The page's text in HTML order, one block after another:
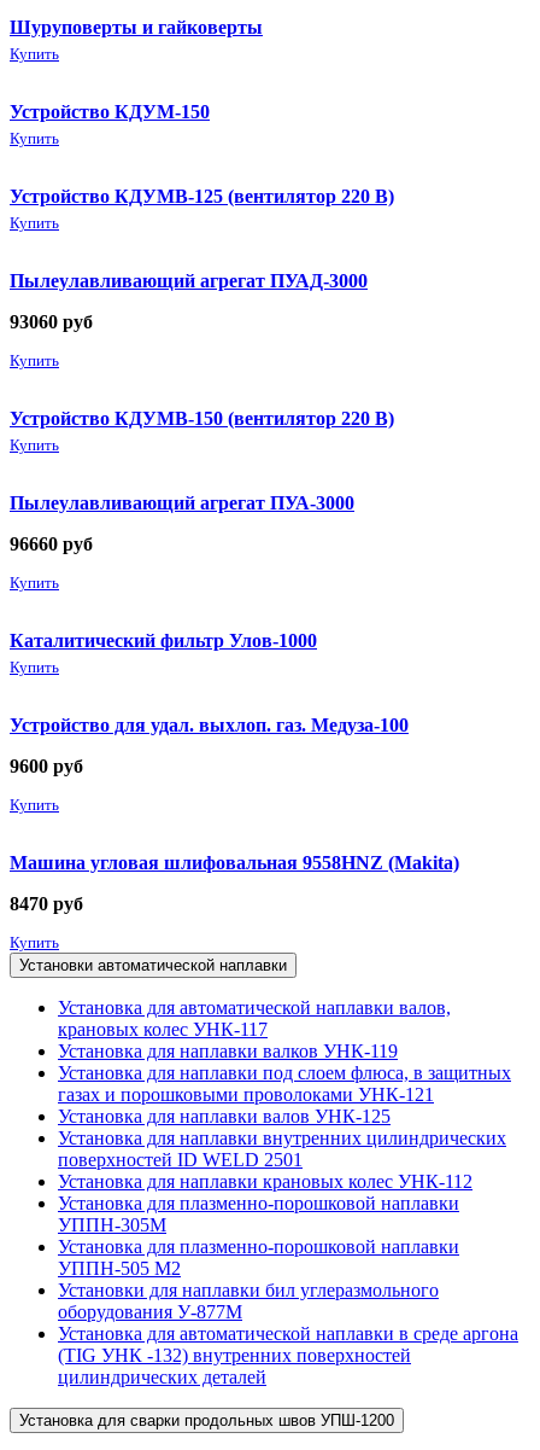
Шуруповерты и гайковерты
Купить
Устройство КДУМ-150
Купить
Устройство КДУМВ-125 (вентилятор 220 В)
Купить
Пылеулавливающий агрегат ПУАД-3000
93060 руб
Купить
Устройство КДУМВ-150 (вентилятор 220 В)
Купить
Пылеулавливающий агрегат ПУА-3000
96660 руб
Купить
Каталитический фильтр Улов-1000
Купить
Устройство для удал. выхлоп. газ. Медуза-100
9600 руб
Купить
Машина угловая шлифовальная 9558HNZ (Makita)
8470 руб
Купить
Установки автоматической наплавки
Установка для автоматической наплавки валов,
крановых колес УНК-117
Установка для наплавки валков УНК-119
Установка для наплавки под слоем флюса, в защитных
газах и порошковыми проволоками УНК-121
Установка для наплавки валов УНК-125
Установка для наплавки внутренних цилиндрических
поверхностей ID WELD 2501
Установка для наплавки крановых колес УНК-112
Установка для плазменно-порошковой наплавки
УППН-305М
Установка для плазменно-порошковой наплавки
УППН-505 М2
Установки для наплавки бил углеразмольного
оборудования У-877М
Установка для автоматической наплавки в среде аргона
(TIG УНК -132) внутренних поверхностей
цилиндрических деталей
Установка для сварки продольных швов УПШ-1200